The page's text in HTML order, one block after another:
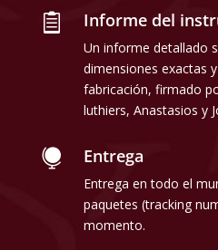
 Informe del
Un informe detallado
dimensiones exactas
fabricación, firmado
luthiers, Anastasios y
 Entrega
Entrega en todo el
paquetes (tracking
momento.